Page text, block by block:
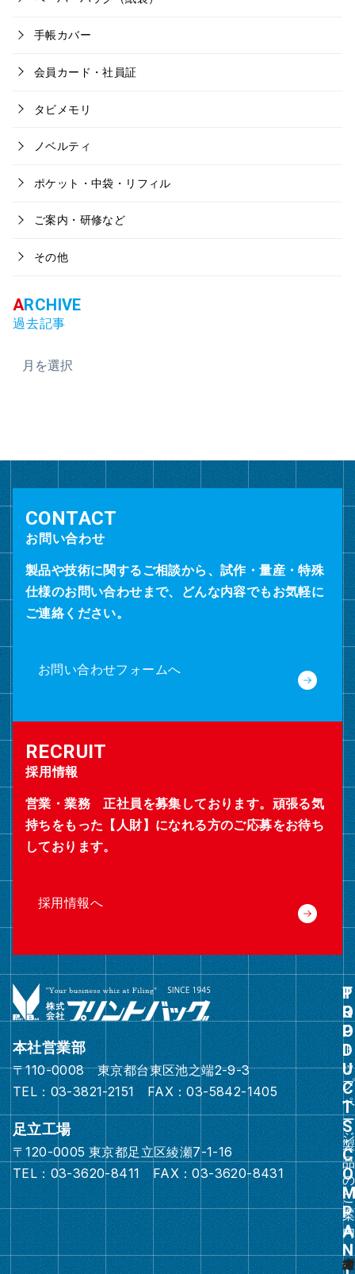
手帳カバー
会員カード・社員証
タビメモリ
ノベルティ
ポケット・中袋・リフィル
ご案内・研修など
その他
過去記事
ー
お問い合わせ
製品や技術に関するご相談から、試作・量産・特殊
仕様のお問い合わせまで、どんな内容でもお気軽に
ご連絡ください。
お問い合わせフォームへ
採用情報
営業・業務 正社員を募集しております。頑張る気
持ちをもった【人財】になれる方のご応募をお待ち
しております。
採用情報へ
本社営業部
〒110-0008 東京都台東区池之端2-9-3
TEL：03-3821-2151 FAX：03-5842-1405
足立工場
〒120-0005 東京都足立区綾瀬7-1-16
TEL：03-3620-8411 FAX：03-3620-8431
ト
ッ
プ
ペ
ー
ジ
グ
ル
ー
プ
リ
ン
ク
グ
ル
ー
プ
リ
ン
製
品
の
ご
案
内
オ
白
ス
カ
オ
タ
そ
綴